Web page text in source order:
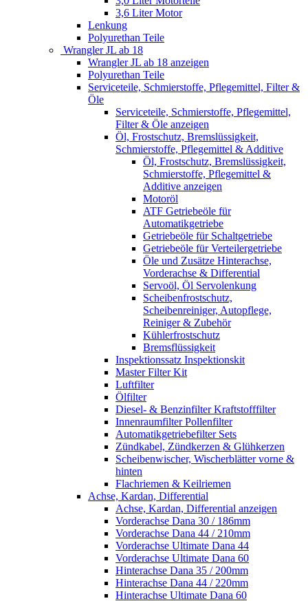
3,6 Liter Motor
Lenkung
Polyurethan Teile
Wrangler JL ab 18
Wrangler JL ab 18 anzeigen
Polyurethan Teile
Serviceteile, Schmierstoffe, Pflegemittel, Filter &
Öle
Serviceteile, Schmierstoffe, Pflegemittel,
Filter & Öle anzeigen
Öl, Frostschutz, Bremslüssigkeit,
Schmierstoffe, Pflegemittel & Additive
Öl, Frostschutz, Bremslüssigkeit,
Schmierstoffe, Pflegemittel &
Additive anzeigen
Motoröl
ATF Getriebeöle für
Automatikgetriebe
Getriebeöle für Schaltgetriebe
Getriebeöle für Verteilergetriebe
Öle und Zusätze Hinterachse,
Vorderachse & Differential
Servoöl, Öl Servolenkung
Scheibenfrostschutz,
Scheibenreiniger, Autopflege,
Reiniger & Zubehör
Kühlerfrostschutz
Bremsflüssigkeit
Inspektionssatz Inspektionskit
Master Filter Kit
Luftfilter
Ölfilter
Diesel- & Benzinfilter Kraftstofffilter
Innenraumfilter Pollenfilter
Automatikgetriebefilter Sets
Zündkabel, Zündkerzen & Glühkerzen
Scheibenwischer, Wischerblätter vorne &
hinten
Flachriemen & Keilriemen
Achse, Kardan, Differential
Achse, Kardan, Differential anzeigen
Vorderachse Dana 30 / 186mm
Vorderachse Dana 44 / 210mm
Vorderachse Ultimate Dana 44
Vorderachse Ultimate Dana 60
Hinterachse Dana 35 / 200mm
Hinterachse Dana 44 / 220mm
Hinterachse Ultimate Dana 60